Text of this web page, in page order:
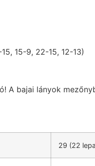
15-9, 22-15, 12-13)
bajai lányok
29 (22